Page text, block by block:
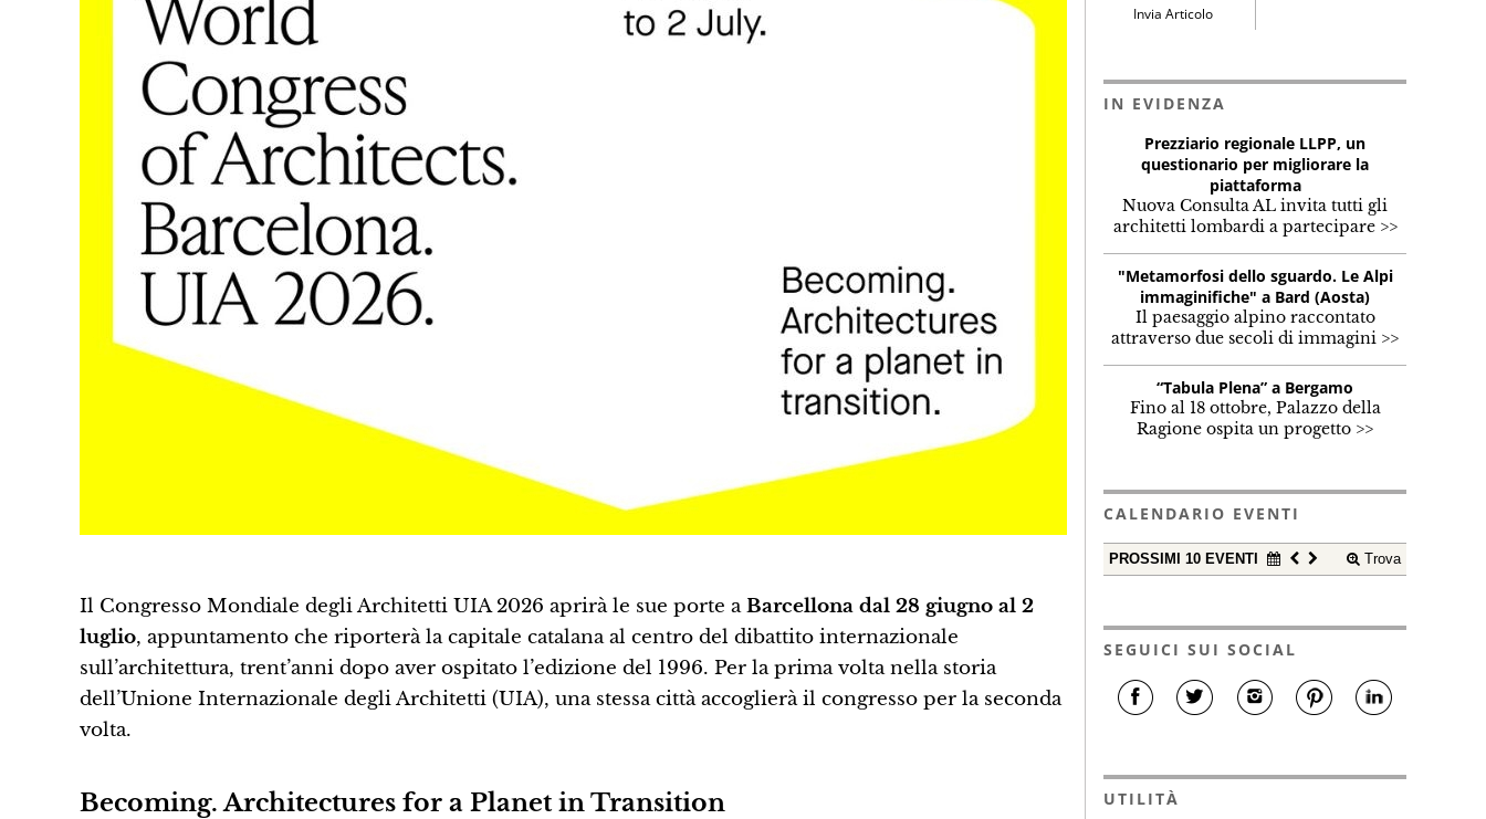
Il Congresso Mondiale degli Architetti UIA 2026 aprirà le sue porte aBarcellona dal 28 giugno al 2
luglio, appuntamento che riporterà la capitale catalana al centro del dibattito internazionale
sull’architettura, trent’anni dopo aver ospitato l’edizione del 1996. Per la prima volta nella storia
dell’Unione Internazionale degli Architetti (UIA), una stessa città accoglierà il congresso per la seconda
volta.
Becoming. Architectures for a Planet in Transition
Invia Articolo
IN EVIDENZA
Prezziario regionale LLPP, un
questionario per migliorare la
piattaforma
Nuova Consulta AL invita tutti gli
architetti lombardi a partecipare >>
"Metamorfosi dello sguardo. Le Alpi
immaginifiche" a Bard (Aosta)
Il paesaggio alpino raccontato
attraverso due secoli di immagini >>
“Tabula Plena” a Bergamo
Fino al 18 ottobre, Palazzo della
Ragione ospita un progetto >>
CALENDARIO EVENTI
PROSSIMI 10 EVENTI Trova
SEGUICI SUI SOCIAL
UTILITÀ